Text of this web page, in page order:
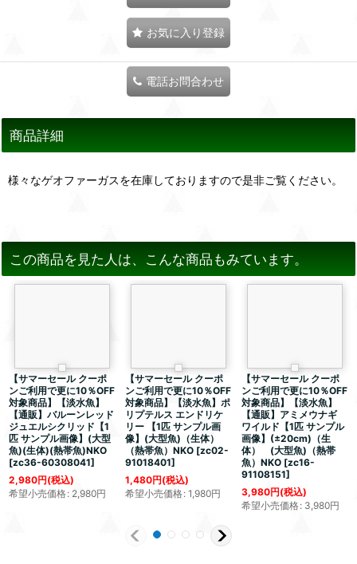
お気に入り登録
電話お問合わせ
商品詳細
様々なゲオファーガスを在庫しておりますので是非ご覧ください。
この商品を見た人は、こんな商品もみています。
【サマーセール クーポ
ンご利用で更に10％OFF
対象商品】【淡水魚】
【通販】バルーンレッド
ジュエルシクリッド【1
匹 サンプル画像】(大型
魚)(生体)(熱帯魚)NKO
[zc36-60308041]
2,980円(税込)
希望小売価格: 2,980円
【サマーセール クーポ
ンご利用で更に10％OFF
対象商品】【淡水魚】ポ
リプテルス エンドリケ
リー 【1匹 サンプル画
像】(大型魚)（生体）
（熱帯魚）NKO [zc02-
91018401]
1,480円(税込)
希望小売価格: 1,980円
【サマーセール クーポ
ンご利用で更に10％OFF
対象商品】【淡水魚】
【通販】アミメウナギ
ワイルド【1匹 サンプル
画像】(±20cm)（生
体） (大型魚)（熱帯
魚）NKO [zc16-
91108151]
3,980円(税込)
希望小売価格: 3,980円